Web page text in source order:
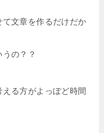
文章を作るだけだか
の？？
る方がよっぽど時間